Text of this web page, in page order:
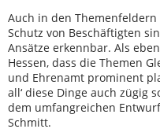
Auch in den
Schutz von Beschäftigten
Ansätze erkennbar. Als
Hessen, dass die Themen
und Ehrenamt prominent
all‘ diese Dinge auch zügig
dem umfangreichen
Schmitt.